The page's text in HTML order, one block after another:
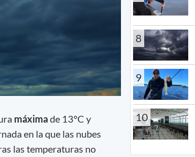
máximade 13°C y
en la que las nubes
las temperaturas no
8
9
10